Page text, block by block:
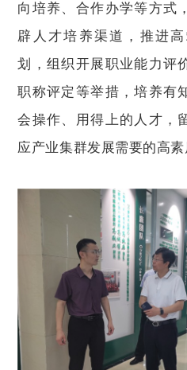
向培养、合作办学等方式
辟人才培养渠道，推进
划，组织开展职业能力评
职称评定等举措，培养有
会操作、用得上的人才，
应产业集群发展需要的高素